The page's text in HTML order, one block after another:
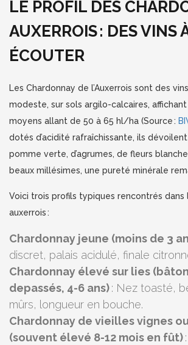
LE PROFIL DES
AUXERROIS : DES VINS
ÉCOUTER
Les Chardonnay de l’Auxerrois sont des
modeste, sur sols argilo-calcaires,
moyens allant de 50 à 65 hl/ha (Source :
dotés d’acidité rafraîchissante, ils
pomme verte, d’agrumes, de fleurs
beaux millésimes, une pureté minérale
Voici trois profils typiques rencontrés dans
auxerrois :
Chardonnay jeune (moins de 3
discret, palais acidulé, finale
Chardonnay élevé sur lies
depassés, 4-6 ans): Nez toasté,
mûrs, longueur en bouche.
Chardonnay de vieilles vignes
(souvent élevé 8-12 mois en fût)